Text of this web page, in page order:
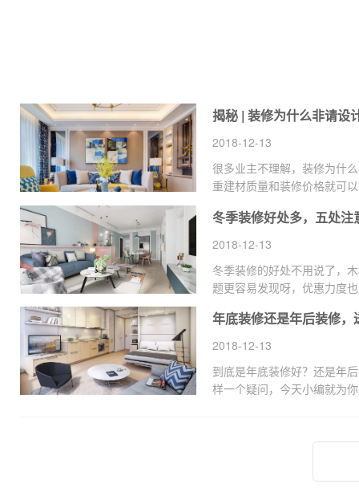
2018-12-13
很多业主不理解，装修为什
重建材质量和装修价格就可
冬季装修好处多，五处注
2018-12-13
冬季装修的好处不用说了，
题更容易发现呀，优惠力度
殊，所以装修时该预防的问
年底装修还是年后装修
2018-12-13
到底是年底装修好？还是年
样一个疑问，今天小编就为